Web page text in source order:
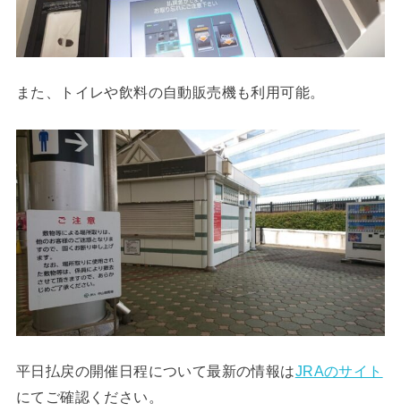
また、トイレや飲料の自動販売機も利用可能。
平日払戻の開催日程について最新の情報はJRAのサイト
にてご確認ください。